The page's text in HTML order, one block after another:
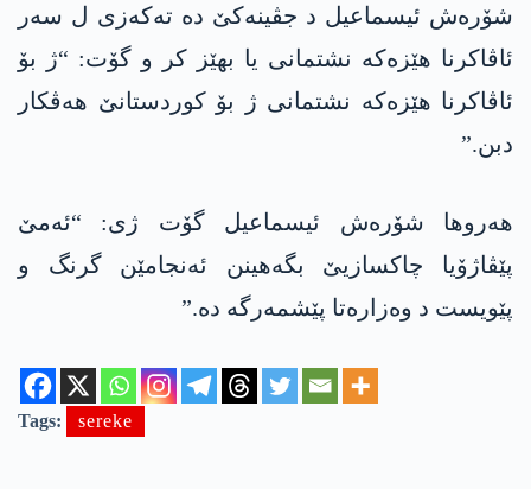
شۆرەش ئیسماعیل د جڤینەکێ دە تەکەزی ل سەر
ئاڤاکرنا ھێزەکە نشتمانی یا بھێز کر و گۆت: “ژ بۆ
ئاڤاکرنا ھێزەکە نشتمانی ژ بۆ کوردستانێ ھەڤکار
دبن.”
ھەروھا شۆرەش ئیسماعیل گۆت ژی: “ئەمێ
پێڤاژۆیا چاکسازیێ بگەھینن ئەنجامێن گرنگ و
پێویست د وەزارەتا پێشمەرگە دە.”
Tags: sereke